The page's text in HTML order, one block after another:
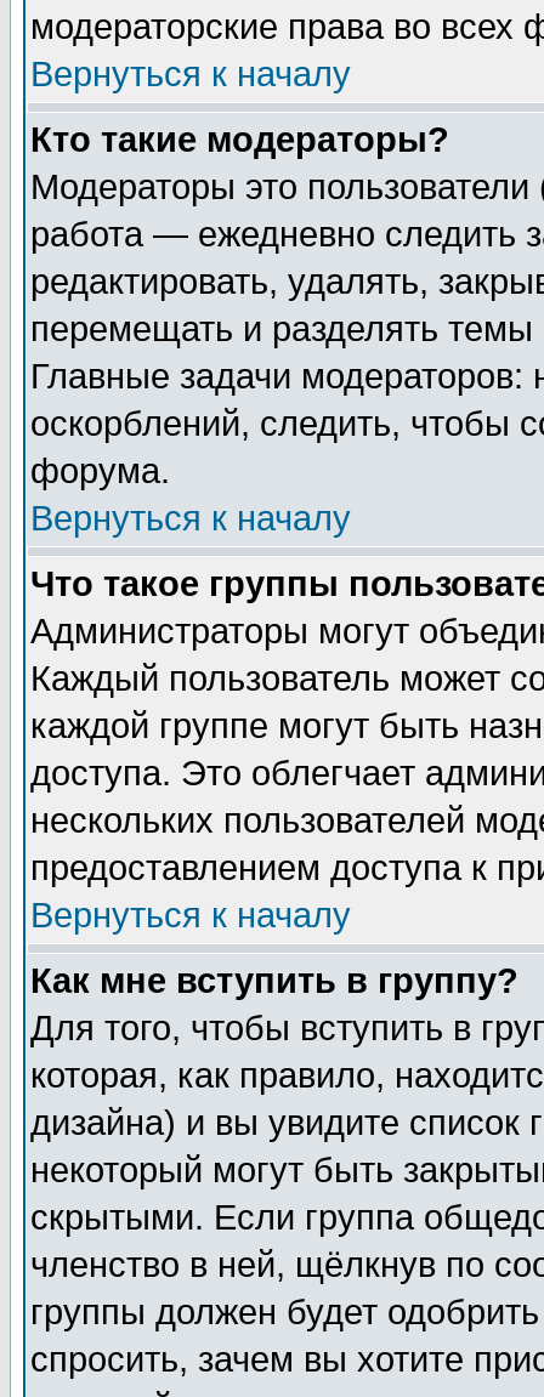
модераторские права во всех
Вернуться к началу
Кто такие модераторы?
Модераторы это
работа — ежедневно следить
редактировать, удалять,
перемещать и разделять
Главные задачи
оскорблений, следить, чтобы
форума.
Вернуться к началу
Что такое группы
Администраторы могут
Каждый пользователь может
каждой группе могут быть
доступа. Это облегчает
нескольких пользователей
предоставлением доступа к
Вернуться к началу
Как мне вступить в группу?
Для того, чтобы вступить в
которая, как правило,
дизайна) и вы увидите список
некоторый могут быть
скрытыми. Если группа
членство в ней, щёлкнув по
группы должен будет
спросить, зачем вы хотите